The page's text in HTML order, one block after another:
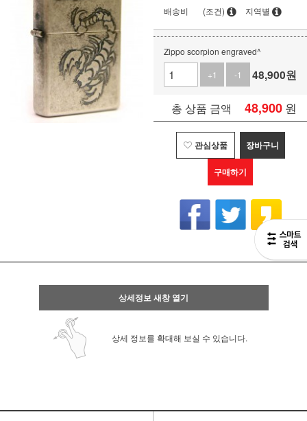
배송비
(조건) 지역별
Zippo scorpion engraved^
+1
-1 48,900원
총 상품 금액 48,900 원
관심상품 장바구니
구매하기
상세정보 새창 열기
상세 정보를 확대해 보실 수 있습니다.